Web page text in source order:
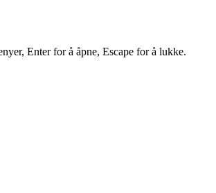
Enter for å åpne, Escape for å lukke.